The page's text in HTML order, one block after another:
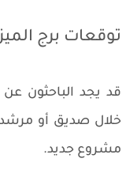
توقعات برج
قد يجد الباحثون
خلال صديق أو مرشد.
مشروع جديد.